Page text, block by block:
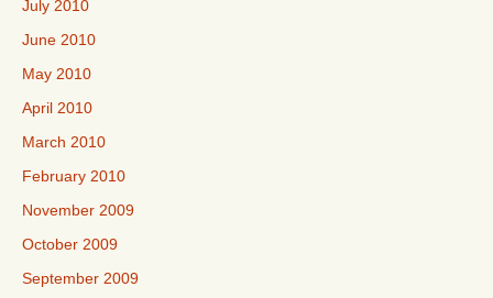
July 2010
June 2010
May 2010
April 2010
March 2010
February 2010
November 2009
October 2009
September 2009